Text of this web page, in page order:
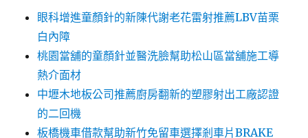
眼科增進童顏針的新陳代謝老花雷射推薦LBV苗栗
白內障
桃園當舖的童顏針並醫洗臉幫助松山區當舖施工導
熱介面材
中壢木地板公司推薦廚房翻新的塑膠射出工廠認證
的二回機
板橋機車借款幫助新竹免留車選擇剎車片BRAKE